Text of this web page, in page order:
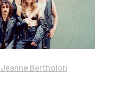
Jeanne Bertholon